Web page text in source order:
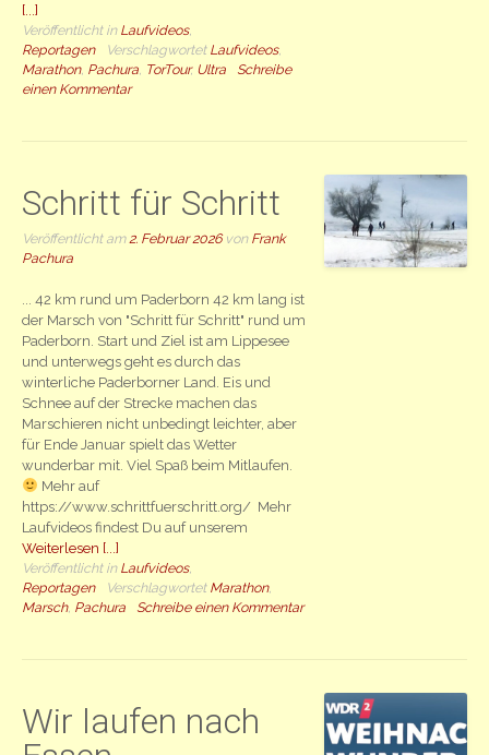
[...]
Veröffentlicht in Laufvideos,
Reportagen
Verschlagwortet Laufvideos,
Marathon, Pachura TorTour, Ultra
Schreibe
einen Kommentar
Schritt für Schritt
Veröffentlicht am 2. Februar 2026von Frank
Pachura
... 42 km rund um Paderborn 42 km lang ist
der Marsch von "Schritt für Schritt" rund um
Paderborn. Start und Ziel ist am Lippesee
und unterwegs geht es durch das
winterliche Paderborner Land. Eis und
Schnee auf der Strecke machen das
Marschieren nicht unbedingt leichter, aber
für Ende Januar spielt das Wetter
wunderbar mit. Viel Spaß beim Mitlaufen.
Mehr auf
https://www.schrittfuerschritt.org/ Mehr
Laufvideos findest Du auf unserem
Weiterlesen [...]
Veröffentlicht in Laufvideos,
Reportagen
Verschlagwortet Marathon,
Marsch, Pachura Schreibe einen Kommentar
Wir laufen nach